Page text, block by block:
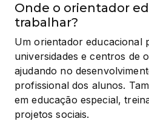
Onde o orientador
trabalhar?
Um orientador educacional
universidades e centros de
ajudando no
profissional dos alunos.
em educação especial,
projetos sociais.